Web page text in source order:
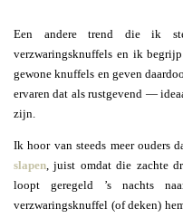
Een andere trend die ik
verzwaringsknuffels en ik
gewone knuffels en geven
ervaren dat als rustgevend —
zijn.
Ik hoor van steeds meer ouders
slapen , juist omdat die zachte
loopt geregeld ’s nachts
verzwaringsknuffel (of deken)